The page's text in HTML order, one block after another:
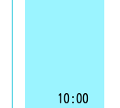
10:00